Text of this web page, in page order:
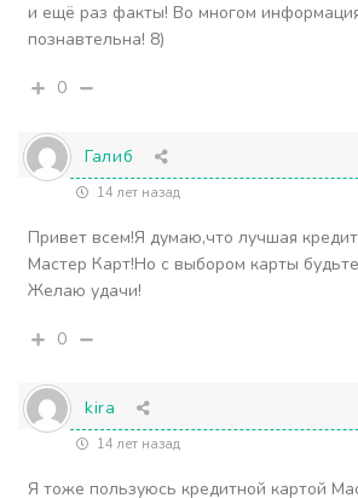
и ещё раз факты! Во многом
познавтельна! 8)
0
Галиб
14 лет назад
Привет всем!Я думаю,что лучшая
Мастер Карт!Но с выбором карты
Желаю удачи!
0
kira
14 лет назад
Я тоже пользуюсь кредитной картой